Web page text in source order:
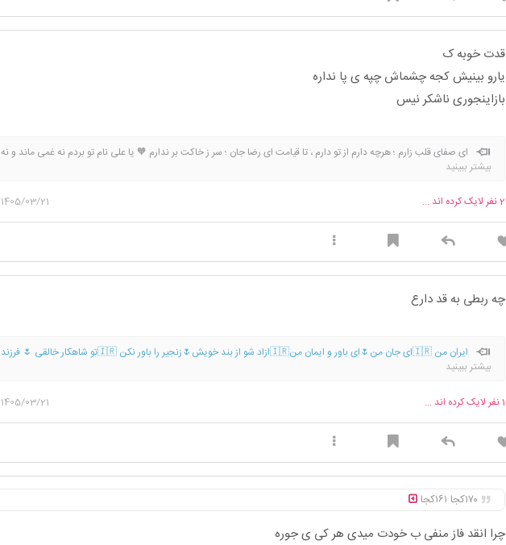
قدت خوبه ک
یارو بینیش کجه چشماش چپه ی پا نداره
بازاینجوری ناشکر نیس
ای صفای قلب زارم ؛ هرچه دارم از تو دارم ، تا قیامت ای رضا جان ؛ سر ز خاکت بر ندارم 🧡 یا علی نام تو بردم نه غمی ماند و نه
همّی: ) چه داند آنکه ندارد خبر ز عالمِ عشق ؛ که با خیال تو‌بودن چه عالمی دارد حُسین🫀
بیشتر ببینید
1405/03/21 2نفر لایک کرده اند ...
چه ربطی به قد دارع
ایران من 🇮🇷ای جان من🌷ای باور و ایمان من🇮🇷ازاد شو از بند خویش🌷زنجیر را باور نکن 🇮🇷تو شاهکار خالقی 🌷 فرزند
ایران و جانفدای میهن ✌️🥲
بیشتر ببینید
1405/03/21 1نفر لایک کرده اند ...
۱۷۰کجا ۱۶۱کجا
چرا انقد فاز منفی ب خودت میدی هر کی ی جوره